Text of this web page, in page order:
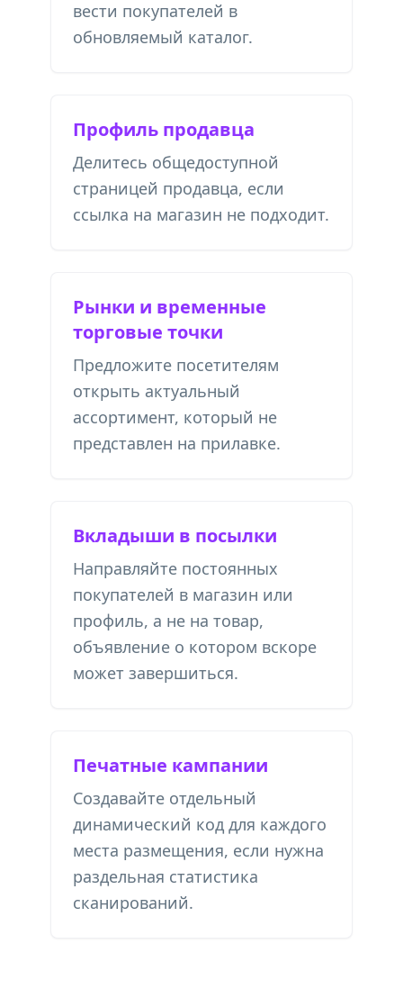
вести покупателей в
обновляемый каталог.
Профиль продавца
Делитесь общедоступной
страницей продавца, если
ссылка на магазин не подходит.
Рынки и временные
торговые точки
Предложите посетителям
открыть актуальный
ассортимент, который не
представлен на прилавке.
Вкладыши в посылки
Направляйте постоянных
покупателей в магазин или
профиль, а не на товар,
объявление о котором вскоре
может завершиться.
Печатные кампании
Создавайте отдельный
динамический код для каждого
места размещения, если нужна
раздельная статистика
сканирований.